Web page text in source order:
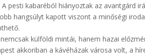
pesti kabaréból hiányoztak az avantgárd
hangsúlyt kapott viszont a minőségi
külföldi mintái, hanem hazai
akkoriban a kávéházak városa volt, a